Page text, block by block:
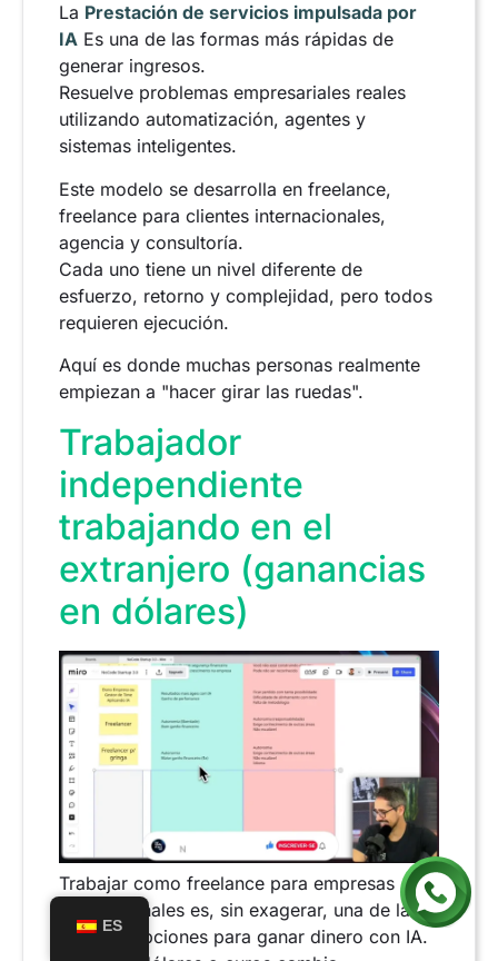
La Prestación de servicios impulsada por
IA Es una de las formas más rápidas de
generar ingresos.
Resuelve problemas empresariales reales
utilizando automatización, agentes y
sistemas inteligentes.
Este modelo se desarrolla en freelance,
freelance para clientes internacionales,
agencia y consultoría.
Cada uno tiene un nivel diferente de
esfuerzo, retorno y complejidad, pero todos
requieren ejecución.
Aquí es donde muchas personas realmente
empiezan a "hacer girar las ruedas".
Trabajador
independiente
trabajando en el
extranjero (ganancias
en dólares)
Trabajar como freelance para empresas
internacionales es, sin exagerar, una de las
mejores opciones para ganar dinero con IA.
ES